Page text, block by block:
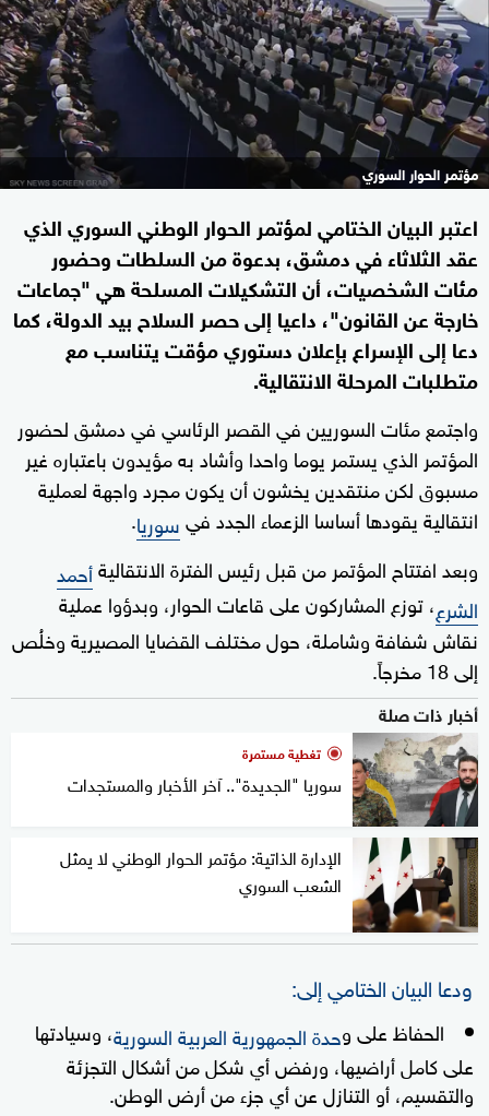
مؤتمر الحوار السوري
اعتبر البيان الختامي لمؤتمر الحوار الوطني السوري الذي
عقد الثلاثاء في دمشق، بدعوة من السلطات وحضور
مئات الشخصيات، أن التشكيلات المسلحة هي "جماعات
خارجة عن القانون"، داعيا إلى حصر السلاح بيد الدولة، كما
دعا إلى الإسراع بإعلان دستوري مؤقت يتناسب مع
متطلبات المرحلة الانتقالية.
واجتمع مئات السوريين في القصر الرئاسي في دمشق لحضور
المؤتمر الذي يستمر يوما واحدا وأشاد به مؤيدون باعتباره غير
مسبوق لكن منتقدين يخشون أن يكون مجرد واجهة لعملية
انتقالية يقودها أساسا الزعماء الجدد فيسوريا.
وبعد افتتاح المؤتمر من قبل رئيس الفترة الانتقاليةأحمد
الشرع، توزع المشاركون على قاعات الحوار، وبدؤوا عملية
نقاش شفافة وشاملة، حول مختلف القضايا المصيرية وخلُص
إلى 18 مخرجاً.
أخبار ذات صلة
تغطية مستمرة
سوريا "الجديدة".. آخر الأخبار والمستجدات
الإدارة الذاتية: مؤتمر الحوار الوطني لا يمثل
الشعب السوري
ودعا البيان الختامي إلى:
الحفاظ على وحدة الجمهورية العربية السورية، وسيادتها
على كامل أراضيها، ورفض أي شكل من أشكال التجزئة
والتقسيم، أو التنازل عن أي جزء من أرض الوطن.